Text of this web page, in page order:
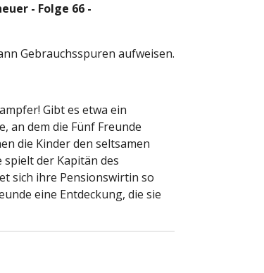
- Folge 66 -
Gebrauchsspuren aufweisen.
Gibt es etwa ein
an dem die Fünf Freunde
die Kinder den seltsamen
spielt der Kapitän des
sich ihre Pensionswirtin so
eine Entdeckung, die sie